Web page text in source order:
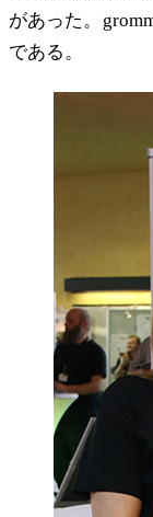
があった。
である。